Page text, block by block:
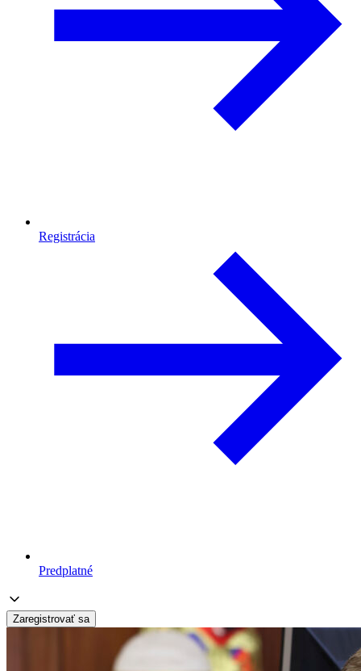
Registrácia
Predplatné
Zaregistrovať sa